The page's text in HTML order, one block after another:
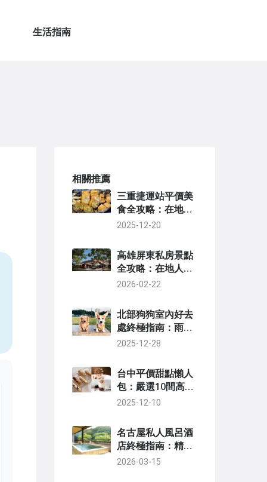
生活指南
相關推薦
三重捷運站平價美
食全攻略：在地人
私藏小吃與省錢吃
2025-12-20
高雄屏東私房景點
全攻略：在地人推
薦的隱藏版去處
2026-02-22
北部狗狗室內好去
處終極指南：雨天
遛狗必備景點推薦
2025-12-28
台中平價甜點懶人
包：嚴選10間高CP
值甜點店推薦
2025-12-10
名古屋私人風呂酒
店終極指南：精選
5間高評價旅館與
2026-03-15